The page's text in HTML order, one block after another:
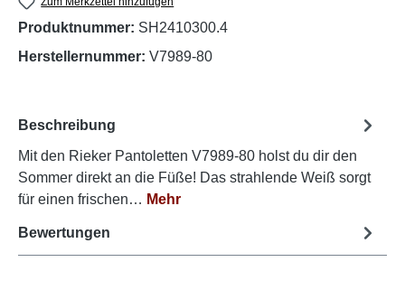
Produktnummer: SH2410300.4
Herstellernummer: V7989-80
Beschreibung
Mit den Rieker Pantoletten V7989-80 holst du dir den
Sommer direkt an die Füße! Das strahlende Weiß sorgt
für einen frischen… Mehr
Bewertungen